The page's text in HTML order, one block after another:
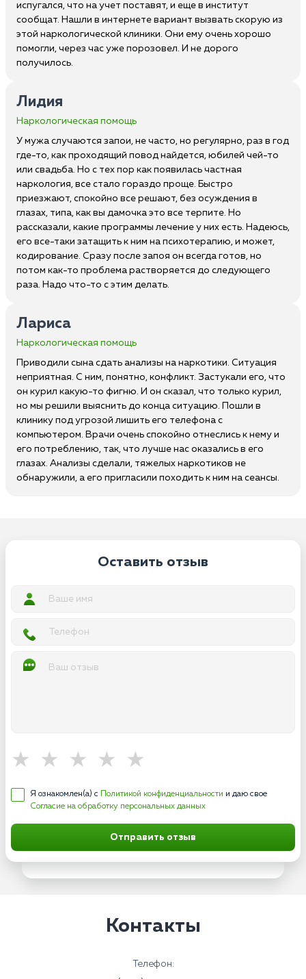
испугался, что на учет поставят, и еще в институт
сообщат. Нашли в интернете вариант вызвать скорую из
этой наркологической клиники. Они ему очень хорошо
помогли, через час уже порозовел. И не дорого
получилось.
Лидия
Наркологическая помощь
У мужа случаются запои, не часто, но регулярно, раз в год
где-то, как проходящий повод найдется, юбилей чей-то
или свадьба. Но с тех пор как появилась частная
наркология, все стало гораздо проще. Быстро
приезжают, спокойно все решают, без осуждения в
глазах, типа, как вы дамочка это все терпите. Но
рассказали, какие программы лечение у них есть. Надеюсь,
его все-таки затащить к ним на психотерапию, и может,
кодирование. Сразу после запоя он всегда готов, но
потом как-то проблема растворяется до следующего
раза. Надо что-то с этим делать.
Лариса
Наркологическая помощь
Приводили сына сдать анализы на наркотики. Ситуация
неприятная. С ним, понятно, конфликт. Застукали его, что
он курил какую-то фигню. И он сказал, что только курил,
но мы решили выяснить до конца ситуацию. Пошли в
клинику под угрозой лишить его телефона с
компьютером. Врачи очень спокойно отнеслись к нему и
его потреблению, так, что лучше нас оказались в его
глазах. Анализы сделали, тяжелых наркотиков не
обнаружили, а его пригласили походить к ним на сеансы.
Оставить отзыв
Я ознакомлен(а) с Политикой конфиденциальности и даю свое
Согласие на обработку персональных данных
Отправить отзыв
Контакты
Телефон: